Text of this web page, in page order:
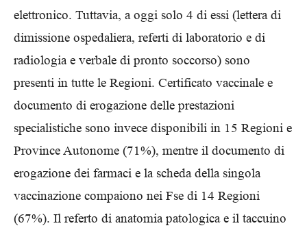
elettronico. Tuttavia, a oggi solo 4 di essi (lettera di
dimissione ospedaliera, referti di laboratorio e di
radiologia e verbale di pronto soccorso) sono
presenti in tutte le Regioni. Certificato vaccinale e
documento di erogazione delle prestazioni
specialistiche sono invece disponibili in 15 Regioni e
Province Autonome (71%), mentre il documento di
erogazione dei farmaci e la scheda della singola
vaccinazione compaiono nei Fse di 14 Regioni
(67%). Il referto di anatomia patologica e il taccuino